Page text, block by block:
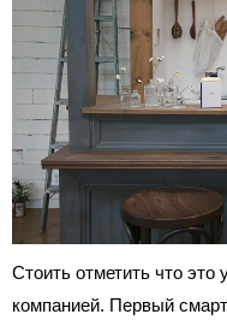
Стоить отметить что
компанией. Первый